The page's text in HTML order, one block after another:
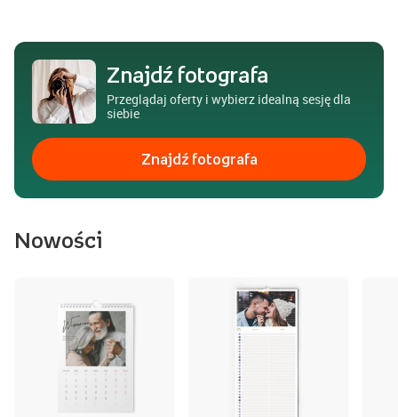
Znajdź fotografa
Przeglądaj oferty i wybierz idealną sesję dla
siebie
Znajdź fotografa
Nowości